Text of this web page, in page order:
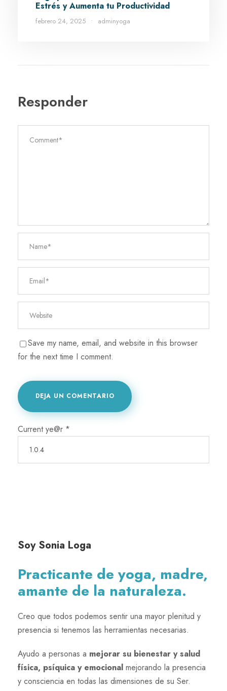
Estrés y Aumenta tu Productividad
febrero 24, 2025 • adminyoga
Responder
Save my name, email, and website in this browser
for the next time I comment.
Current ye@r *
Soy Sonia Loga
Practicante de yoga, madre,
amante de la naturaleza.
Creo que todos podemos sentir una mayor plenitud y
presencia si tenemos las herramientas necesarias.
Ayudo a personas a mejorar su bienestar y salud
física, psíquica y emocional mejorando la presencia
y consciencia en todas las dimensiones de su Ser.